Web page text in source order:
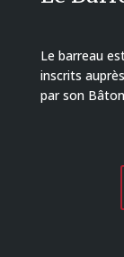
Le barreau
inscrits
par son